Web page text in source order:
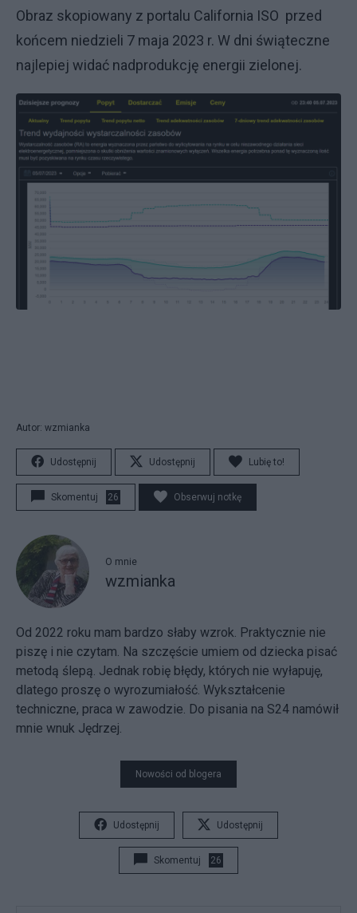
Obraz skopiowany z portalu California ISO przed
końcem niedzieli 7 maja 2023 r. W dni świąteczne
najlepiej widać nadprodukcję energii zielonej.
Autor: wzmianka
Udostępnij Udostępnij Lubię to!
Skomentuj 26 Obserwuj notkę
O mnie
wzmianka
Od 2022 roku mam bardzo słaby wzrok. Praktycznie nie
piszę i nie czytam. Na szczęście umiem od dziecka pisać
metodą ślepą. Jednak robię błędy, których nie wyłapuję,
dlatego proszę o wyrozumiałość. Wykształcenie
techniczne, praca w zawodzie. Do pisania na S24 namówił
mnie wnuk Jędrzej.
Nowości od blogera
Udostępnij Udostępnij
Skomentuj 26